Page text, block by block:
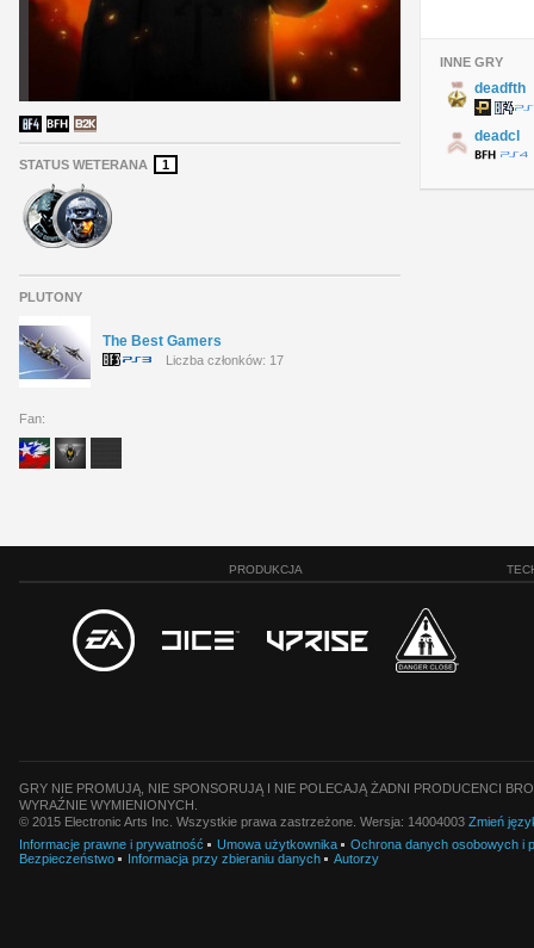
STATUS WETERANA 1
PLUTONY
The Best Gamers
Liczba członków: 17
Fan:
INNE GRY
deadfth
deadcl
PRODUKCJA
GRY NIE PROMUJĄ, NIE SPONSORUJĄ I NIE POLECAJĄ ŻADNI PRODUCENCI
WYRAŹNIE WYMIENIONYCH.
© 2015 Electronic Arts Inc. Wszystkie prawa zastrzeżone. Wersja: 14004003 Zmień
Informacje prawne i prywatność
Umowa użytkownika
Ochrona danych osobowych i
Bezpieczeństwo
Informacja przy zbieraniu danych Autorzy